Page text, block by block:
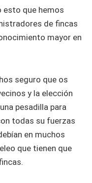
esto que hemos
de fincas
mayor en
seguro que os
y la elección
pesadilla para
todas su fuerzas
en muchos
que tienen que